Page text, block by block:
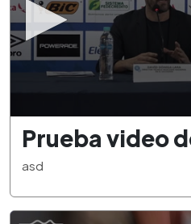
seconds
minutes,
seconds
Prueba video
asd